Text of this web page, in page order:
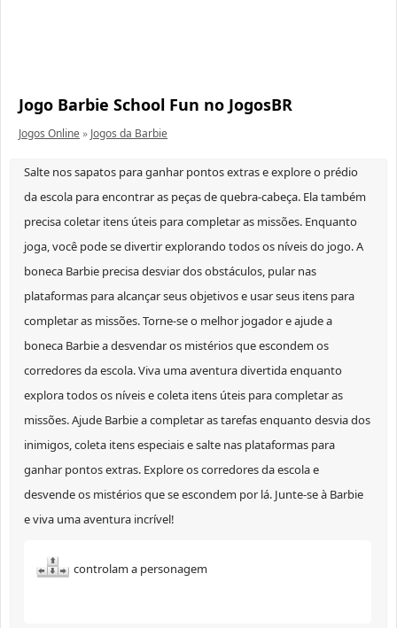
Jogo Barbie School Fun no JogosBR
Jogos Online» Jogos da Barbie
Salte nos sapatos para ganhar pontos extras e explore o prédio
da escola para encontrar as peças de quebra-cabeça. Ela também
precisa coletar itens úteis para completar as missões. Enquanto
joga, você pode se divertir explorando todos os níveis do jogo. A
boneca Barbie precisa desviar dos obstáculos, pular nas
plataformas para alcançar seus objetivos e usar seus itens para
completar as missões. Torne-se o melhor jogador e ajude a
boneca Barbie a desvendar os mistérios que escondem os
corredores da escola. Viva uma aventura divertida enquanto
explora todos os níveis e coleta itens úteis para completar as
missões. Ajude Barbie a completar as tarefas enquanto desvia dos
inimigos, coleta itens especiais e salte nas plataformas para
ganhar pontos extras. Explore os corredores da escola e
desvende os mistérios que se escondem por lá. Junte-se à Barbie
e viva uma aventura incrível!
controlam a personagem